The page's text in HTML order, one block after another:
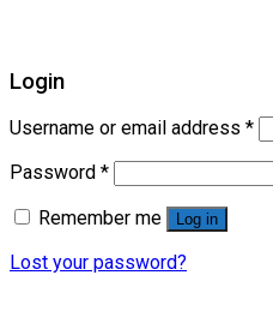
Login
Username or email address *
Password *
Remember me
Log in
Lost your password?